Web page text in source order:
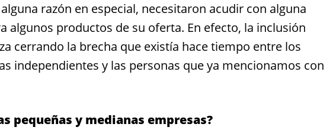
razón en especial, necesitaron acudir con alguna
algunos productos de su oferta. En efecto, la inclusión
cerrando la brecha que existía hace tiempo entre los
independientes y las personas que ya mencionamos con
pequeñas y medianas empresas?